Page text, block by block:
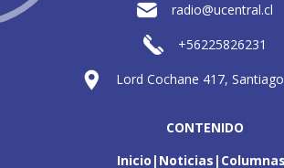
radio@ucentral.cl
+56225826231
Lord Cochane 417,
CONTENIDO
Inicio Noticias Columnas